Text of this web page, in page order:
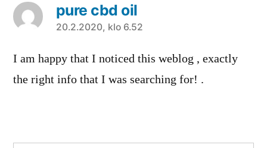
pure cbd oil
sanoo:
20.2.2020, klo 6.52
I am happy that I noticed this weblog , exactly
the right info that I was searching for! .